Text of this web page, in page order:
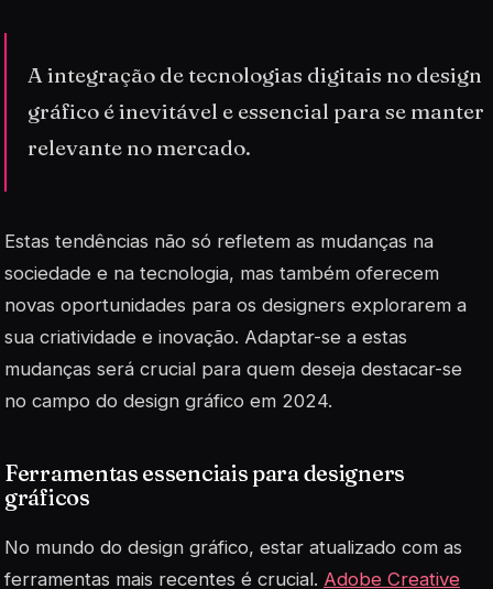
A integração de tecnologias digitais no design
gráfico é inevitável e essencial para se manter
relevante no mercado.
Estas tendências não só refletem as mudanças na
sociedade e na tecnologia, mas também oferecem
novas oportunidades para os designers explorarem a
sua criatividade e inovação. Adaptar-se a estas
mudanças será crucial para quem deseja destacar-se
no campo do design gráfico em 2024.
Ferramentas essenciais para designers
gráficos
No mundo do design gráfico, estar atualizado com as
ferramentas mais recentes é crucial. Adobe Creative